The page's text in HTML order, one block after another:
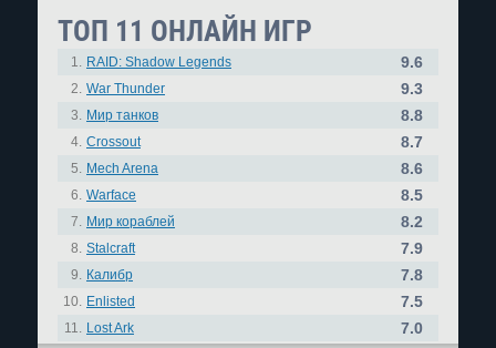
ТОП 11 ОНЛАЙН ИГР
1. RAID: Shadow Legends 9.6
2. War Thunder 9.3
3. Мир танков 8.8
4. Crossout 8.7
5. Mech Arena 8.6
6. Warface 8.5
7. Мир кораблей 8.2
8. Stalcraft 7.9
9. Калибр 7.8
10. Enlisted 7.5
11. Lost Ark 7.0